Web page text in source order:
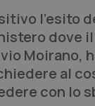
l'esito
dove
Moirano,
al
con lo